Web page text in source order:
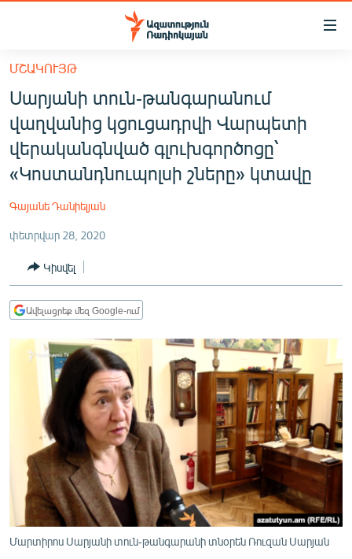
Մատչելիության
հիմնական
բովանդակությանը
Անցնել
հիմնական
մենյուին
Որոնում
ՀԱՅԱՍՏԱՆ
ՔԱՂԱՔԱԿԱՆ
ԸՆՏՐՈՒԹՅՈՒՆՆԵՐ 2026
ՊԱՏԵՐԱԶՄԻ 6 ՇԱԲԱԹՆԵՐԸ
ՏԱՐԱԾԱՇՐՋԱՆ
ՄԻՋԱԶԳԱՅԻՆ
ՄՇԱԿՈՒՅԹ
ՍՊՈՐՏ
ՄԵԿՆԱԲԱՆՈՒԹՅՈՒՆ
ՏՏ ԵՒ ԻՆՏԵՐՆԵՏ
ԿՈՐՈՆԱՎԻՐՈՒՍ
ԱՐԽԻՎ
ՄՇԱԿՈՒՅԹ
Սարյանի տուն-թանգարանում
վաղվանից կցուցադրվի Վարպետի
վերականգնված գլուխգործոցը՝
«Կոստանդնուպոլսի շները» կտավը
Գայանե Դանիելյան
փետրվար 28, 2020
Կիսվել
Ավելացրեք մեզ Google-ում
Մարտիրոս Սարյանի տուն-թանգարանի տնօրեն Ռուզան Սարյան